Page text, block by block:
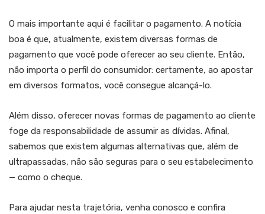
O mais importante aqui é facilitar o pagamento. A notícia
boa é que, atualmente, existem diversas formas de
pagamento que você pode oferecer ao seu cliente. Então,
não importa o perfil do consumidor: certamente, ao apostar
em diversos formatos, você consegue alcançá-lo.
Além disso, oferecer novas formas de pagamento ao cliente
foge da responsabilidade de assumir as dívidas. Afinal,
sabemos que existem algumas alternativas que, além de
ultrapassadas, não são seguras para o seu estabelecimento
— como o cheque.
Para ajudar nesta trajetória, venha conosco e confira